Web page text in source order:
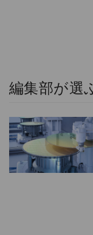
編集部が選